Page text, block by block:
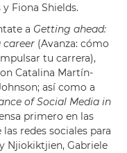
Fiona Shields.
a Getting ahead:
career (Avanza: cómo
tu carrera),
Catalina Martín-
así como a
of Social Media in
primero en las
redes sociales para
Njiokiktjien, Gabriele